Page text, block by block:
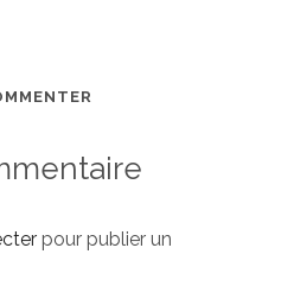
pour publier un